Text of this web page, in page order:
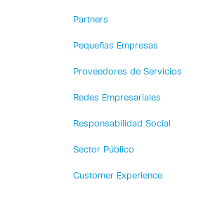
Partners
Pequeñas Empresas
Proveedores de Servicios
Redes Empresariales
Responsabilidad Social
Sector Público
Customer Experience